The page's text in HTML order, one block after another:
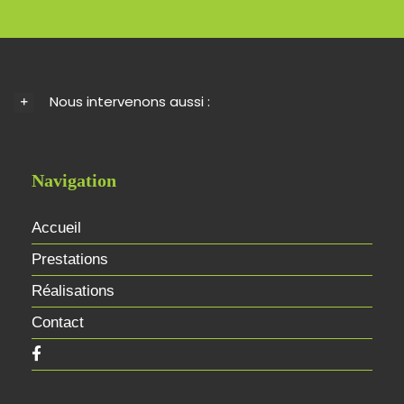
Nous intervenons aussi :
Navigation
Accueil
Prestations
Réalisations
Contact